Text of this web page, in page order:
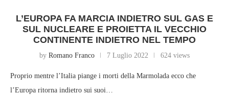
L’EUROPA FA MARCIA INDIETRO SUL GAS E
SUL NUCLEARE E PROIETTA IL VECCHIO
CONTINENTE INDIETRO NEL TEMPO
by Romano Franco 7 Luglio 2022 624 views
Proprio mentre l’Italia piange i morti della Marmolada ecco che
l’Europa ritorna indietro sui suoi…